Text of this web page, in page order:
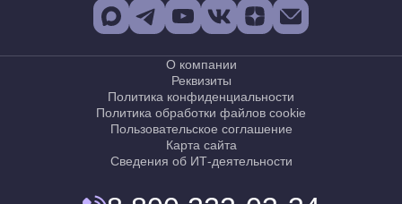
О компании
Реквизиты
Политика конфиденциальности
Политика обработки файлов cookie
Пользовательское соглашение
Карта сайта
Сведения об ИТ-деятельности